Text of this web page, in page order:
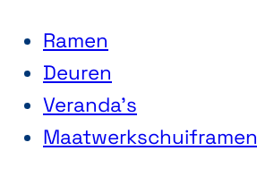
Ramen
Deuren
Veranda’s
Maatwerkschuiframen